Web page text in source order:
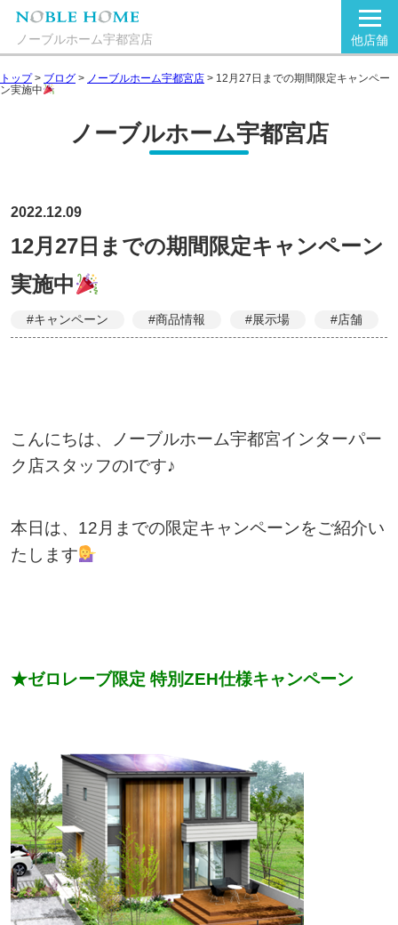
ノーブルホーム宇都宮店 他店舗
トップ> ブログ > ノーブルホーム宇都宮店 > 12月27日までの期間限定キャンペー
ン実施中
ノーブルホーム宇都宮店
2022.12.09
12月27日までの期間限定キャンペーン
実施中
#キャンペーン #商品情報 #展示場 #店舗
こんにちは、ノーブルホーム宇都宮インターパー
ク店スタッフのIです♪
本日は、12月までの限定キャンペーンをご紹介い
たします
★ゼロレーブ限定 特別ZEH仕様キャンペーン